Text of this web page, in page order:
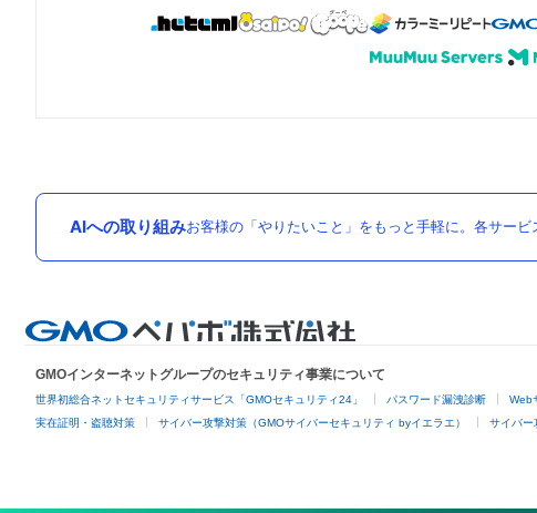
AIへの取り組みお客様の「やりたいこと」をもっと手軽に。各サー
GMOインターネットグループのセキュリティ事業について
世界初総合ネットセキュリティサービス「GMOセキュリティ24」 パスワード漏洩診断 Web
実在証明・盗聴対策 サイバー攻撃対策（GMOサイバーセキュリティ byイエラエ） サイバー